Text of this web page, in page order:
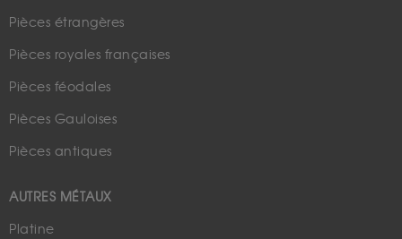
Pièces étrangères
Pièces royales françaises
Pièces féodales
Pièces Gauloises
Pièces antiques
AUTRES MÉTAUX
Platine